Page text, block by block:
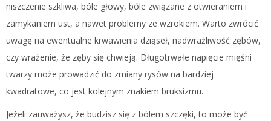
niszczenie szkliwa, bóle głowy, bóle związane z otwieraniem i
zamykaniem ust, a nawet problemy ze wzrokiem. Warto zwrócić
uwagę na ewentualne krwawienia dziąseł, nadwrażliwość zębów,
czy wrażenie, że zęby się chwieją. Długotrwałe napięcie mięśni
twarzy może prowadzić do zmiany rysów na bardziej
kwadratowe, co jest kolejnym znakiem bruksizmu.
Jeżeli zauważysz, że budzisz się z bólem szczęki, to może być